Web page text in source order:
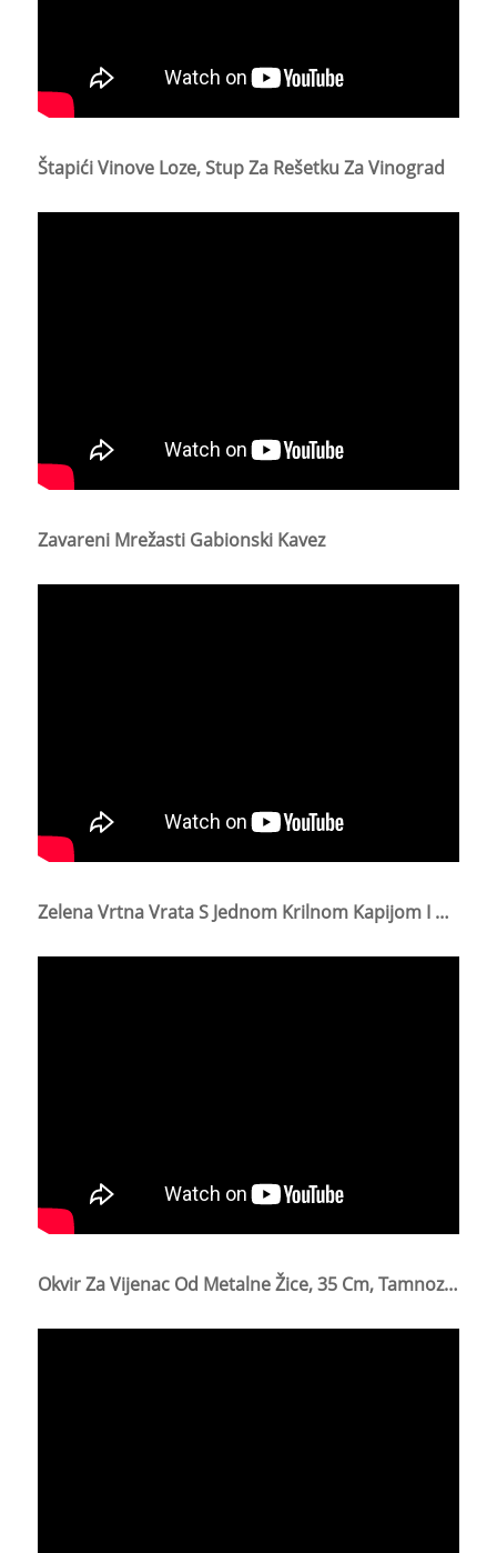
Štapići Vinove Loze, Stup Za Rešetku Za Vinograd
Zavareni Mrežasti Gabionski Kavez
Zelena Vrtna Vrata S Jednom Krilnom Kapijom I Bravom
Okvir Za Vijenac Od Metalne Žice, 35 Cm, Tamnozeleni Žičani Prstenovi Za Festivalski Ukras